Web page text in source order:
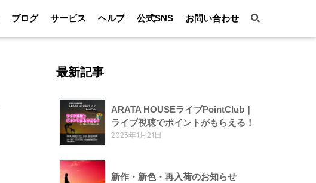
ブログ サービス ヘルプ 公式SNS お問い合わせ
最新記事
ARATA HOUSEライブPointClub｜
ライブ視聴でポイントがもらえる！
2023年1月21日
新作・新色・再入荷のお知らせ